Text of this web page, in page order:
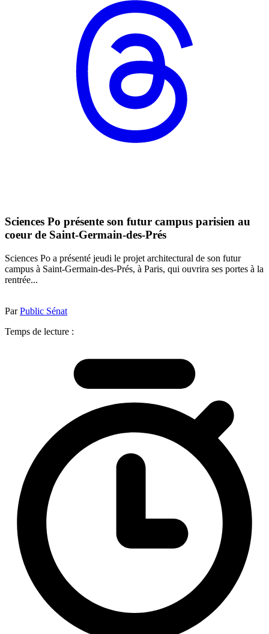
Sciences Po présente son futur campus parisien au
coeur de Saint-Germain-des-Prés
Sciences Po a présenté jeudi le projet architectural de son futur
campus à Saint-Germain-des-Prés, à Paris, qui ouvrira ses portes à la
rentrée...
ParPublic Sénat
Temps de lecture :